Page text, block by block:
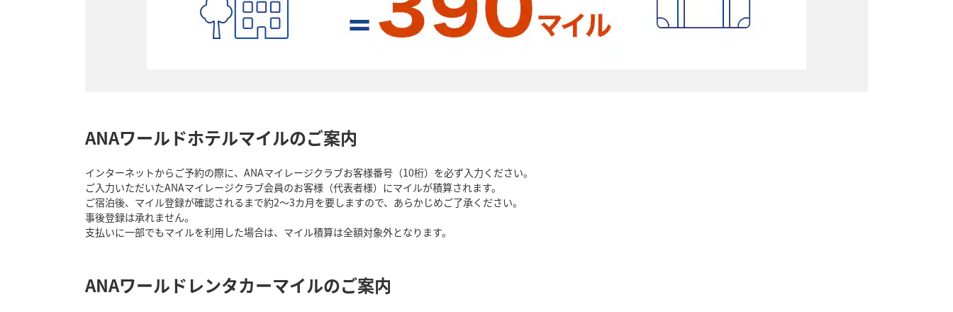
ANAワールドホテルマイルのご案内
インターネットからご予約の際に、ANAマイレージクラブお客様番号（10桁）を必ず入力ください。
ご入力いただいたANAマイレージクラブ会員のお客様（代表者様）にマイルが積算されます。
ご宿泊後、マイル登録が確認されるまで約2～3カ月を要しますので、あらかじめご了承ください。
事後登録は承れません。
支払いに一部でもマイルを利用した場合は、マイル積算は全額対象外となります。
ANAワールドレンタカーマイルのご案内